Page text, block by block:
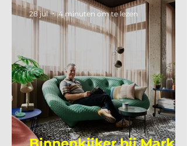
28 jul 4 minuten om te lezen